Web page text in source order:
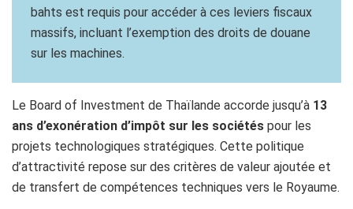
bahts est requis pour accéder à ces leviers fiscaux
massifs, incluant l’exemption des droits de douane
sur les machines.
Le Board of Investment de Thaïlande accorde jusqu’à 13
ans d’exonération d’impôt sur les sociétés pour les
projets technologiques stratégiques. Cette politique
d’attractivité repose sur des critères de valeur ajoutée et
de transfert de compétences techniques vers le Royaume.